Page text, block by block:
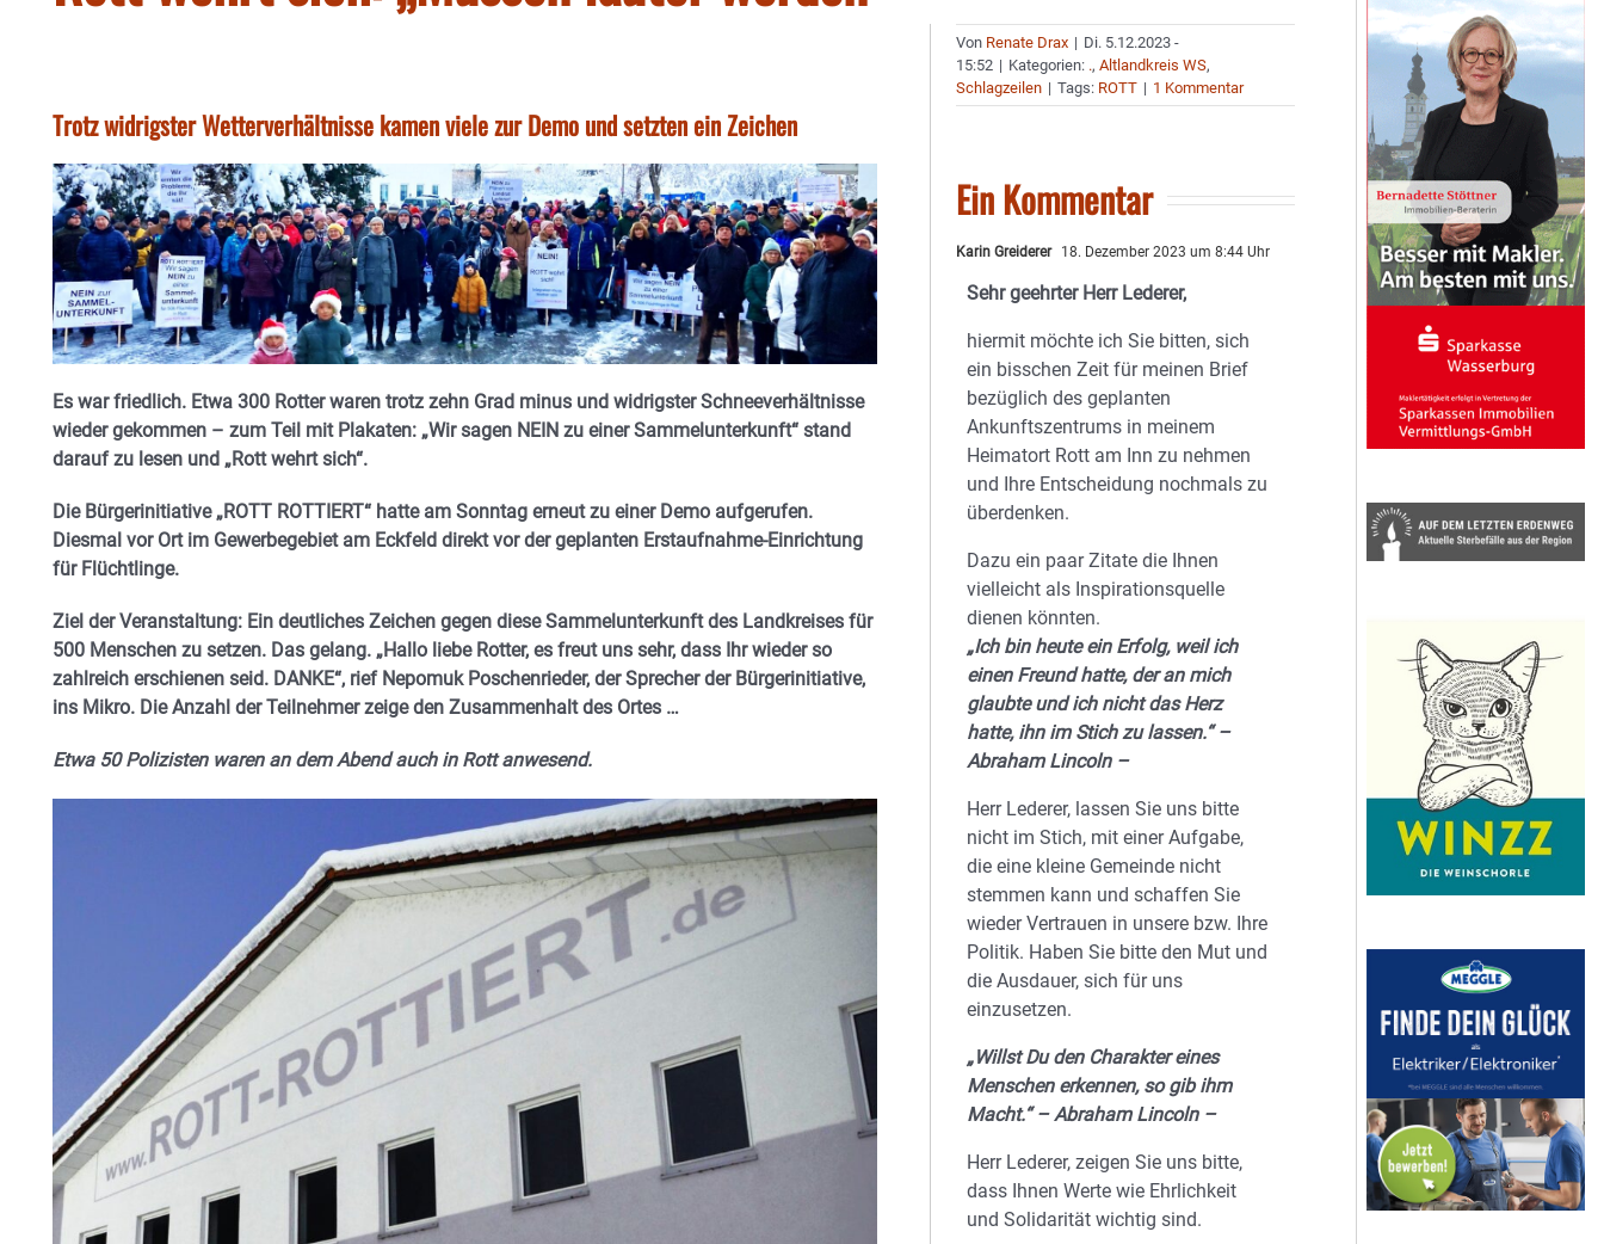
Trotz widrigster Wetterverhältnisse kamen viele zur Demo und setzten ein Zeichen
Es war friedlich. Etwa 300 Rotter waren trotz zehn Grad minus und widrigster Schneeverhältnisse
wieder gekommen – zum Teil mit Plakaten: „Wir sagen NEIN zu einer Sammelunterkunft“ stand
darauf zu lesen und „Rott wehrt sich“.
Die Bürgerinitiative „ROTT ROTTIERT“ hatte am Sonntag erneut zu einer Demo aufgerufen.
Diesmal vor Ort im Gewerbegebiet am Eckfeld direkt vor der geplanten Erstaufnahme-Einrichtung
für Flüchtlinge.
Ziel der Veranstaltung: Ein deutliches Zeichen gegen diese Sammelunterkunft des Landkreises für
500 Menschen zu setzen. Das gelang. „Hallo liebe Rotter, es freut uns sehr, dass Ihr wieder so
zahlreich erschienen seid. DANKE“, rief Nepomuk Poschenrieder, der Sprecher der Bürgerinitiative,
ins Mikro. Die Anzahl der Teilnehmer zeige den Zusammenhalt des Ortes …
Etwa 50 Polizisten waren an dem Abend auch in Rott anwesend.
Von Renate Drax | Di. 5.12.2023 -
15:52 | Kategorien: .,Altlandkreis WS,
Schlagzeilen | Tags: ROTT | 1 Kommentar
Ein Kommentar
Karin Greiderer 18. Dezember 2023 um 8:44 Uhr
Sehr geehrter Herr Lederer,
hiermit möchte ich Sie bitten, sich
ein bisschen Zeit für meinen Brief
bezüglich des geplanten
Ankunftszentrums in meinem
Heimatort Rott am Inn zu nehmen
und Ihre Entscheidung nochmals zu
überdenken.
Dazu ein paar Zitate die Ihnen
vielleicht als Inspirationsquelle
dienen könnten.
„Ich bin heute ein Erfolg, weil ich
einen Freund hatte, der an mich
glaubte und ich nicht das Herz
hatte, ihn im Stich zu lassen.“ –
Abraham Lincoln –
Herr Lederer, lassen Sie uns bitte
nicht im Stich, mit einer Aufgabe,
die eine kleine Gemeinde nicht
stemmen kann und schaffen Sie
wieder Vertrauen in unsere bzw. Ihre
Politik. Haben Sie bitte den Mut und
die Ausdauer, sich für uns
einzusetzen.
„Willst Du den Charakter eines
Menschen erkennen, so gib ihm
Macht.“ – Abraham Lincoln –
Herr Lederer, zeigen Sie uns bitte,
dass Ihnen Werte wie Ehrlichkeit
und Solidarität wichtig sind.